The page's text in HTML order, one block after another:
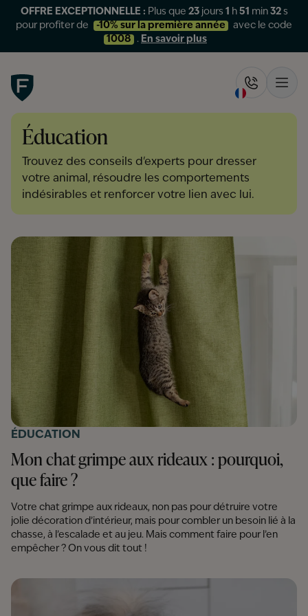
OFFRE EXCEPTIONNELLE : Plus que23 jours1 h51 min31s
pour profiter de
-10% sur la première année
avec le code
1008
. En savoir plus
Figo
Éducation
Trouvez des conseils d'experts pour dresser
votre animal, résoudre les comportements
indésirables et renforcer votre lien avec lui.
ÉDUCATION
Mon chat grimpe aux rideaux : pourquoi,
que faire ?
Votre chat grimpe aux rideaux, non pas pour détruire votre
jolie décoration d’intérieur, mais pour combler un besoin lié à la
chasse, à l’escalade et au jeu. Mais comment faire pour l’en
empêcher ? On vous dit tout !